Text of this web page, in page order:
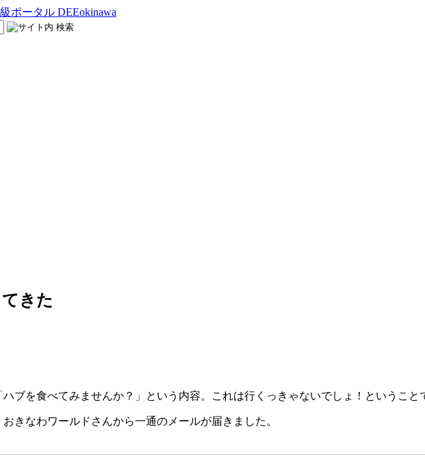
きた
ブを食べてみませんか？」という内容。これは行くっきゃないでしょ！ということ
きなわワールドさんから一通のメールが届きました。